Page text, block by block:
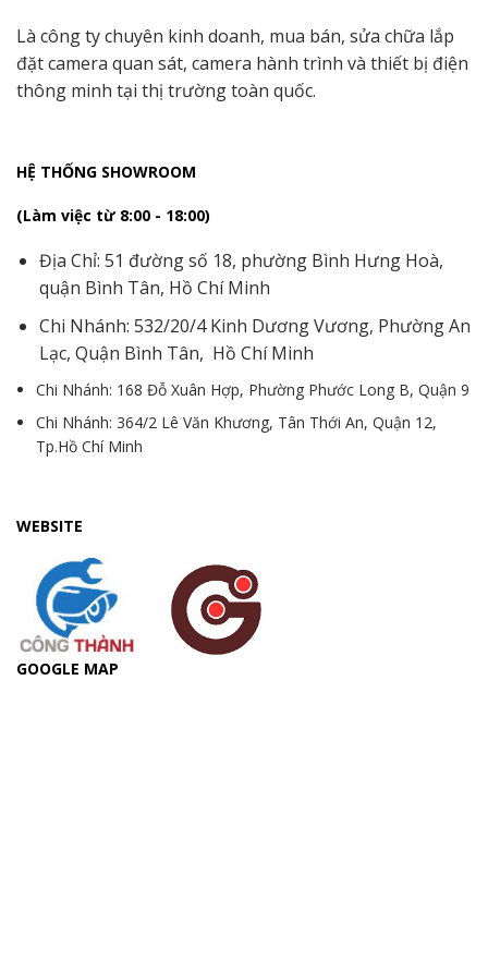
Là công ty chuyên kinh doanh, mua bán, sửa chữa lắp
đặt camera quan sát, camera hành trình và thiết bị điện
thông minh tại thị trường toàn quốc.
HỆ THỐNG SHOWROOM
(Làm việc từ 8:00 - 18:00)
Địa Chỉ: 51 đường số 18, phường Bình Hưng Hoà,
quận Bình Tân, Hồ Chí Minh
Chi Nhánh: 532/20/4 Kinh Dương Vương, Phường An
Lạc, Quận Bình Tân, Hồ Chí Minh
Chi Nhánh: 168 Đỗ Xuân Hợp, Phường Phước Long B, Quận 9
Chi Nhánh: 364/2 Lê Văn Khương, Tân Thới An, Quận 12,
Tp.Hồ Chí Minh
WEBSITE
GOOGLE MAP